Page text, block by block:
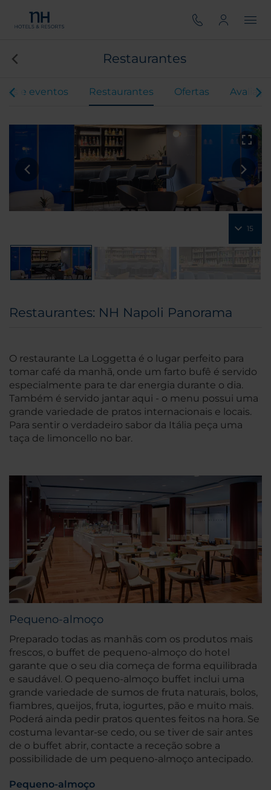
Restaurantes
e eventos Restaurantes Ofertas
15
Restaurantes: NH Napoli Panorama
O restaurante La Loggetta é o lugar perfeito para
tomar café da manhã, onde um farto bufê é servido
especialmente para te dar energia durante o dia.
Também é servido jantar aqui - o menu possui uma
grande variedade de pratos internacionais e locais.
Para sentir o verdadeiro sabor da Itália peça uma
taça de limoncello no bar.
Pequeno-almoço
Preparado todas as manhãs com os produtos mais
frescos, o buffet de pequeno-almoço do hotel
garante que o seu dia começa de forma equilibrada
e saudável. O pequeno-almoço buffet inclui uma
grande variedade de sumos de fruta naturais, bolos,
fiambres, queijos, fruta, iogurtes, pão e muito mais.
Poderá ainda pedir pratos quentes feitos na hora. Se
costuma levantar-se cedo, ou se tiver de sair antes
de o buffet abrir, contacte a receção sobre a
possibilidade de um pequeno-almoço antecipado.
Pequeno-almoço